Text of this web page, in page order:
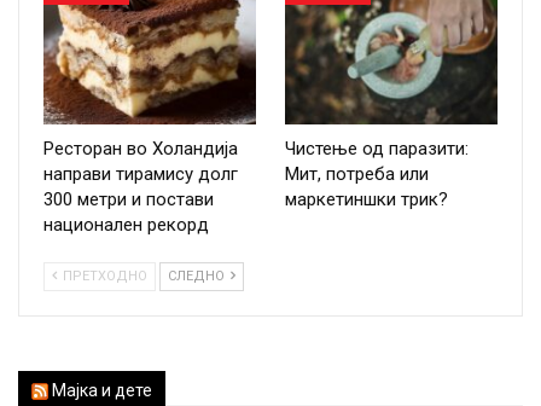
Ресторан во Холандија
направи тирамису долг
300 метри и постави
национален рекорд
Чистење од паразити:
Мит, потреба или
маркетиншки трик?
ПРЕТХОДНО СЛЕДНО
Мајка и дете